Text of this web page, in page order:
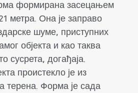
формирана засецањем
метра. Она је заправо
шуме, приступних
објекта и као таква
сусрета, догађаја.
проистекло је из
терена. Форма је сада